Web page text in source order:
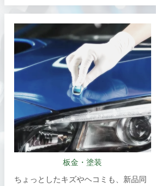
板金・塗装
ちょっとしたキズやヘコミも、新品同